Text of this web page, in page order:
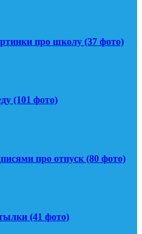
про школу (37 фото)
(101 фото)
про отпуск (80 фото)
(41 фото)